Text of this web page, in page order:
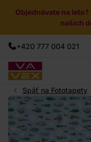
Objednávate na
našich
+420 777 004 021
Späť na Fototapety